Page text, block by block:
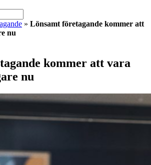
» Lönsamt företagande kommer att
nu
kommer att vara
nu